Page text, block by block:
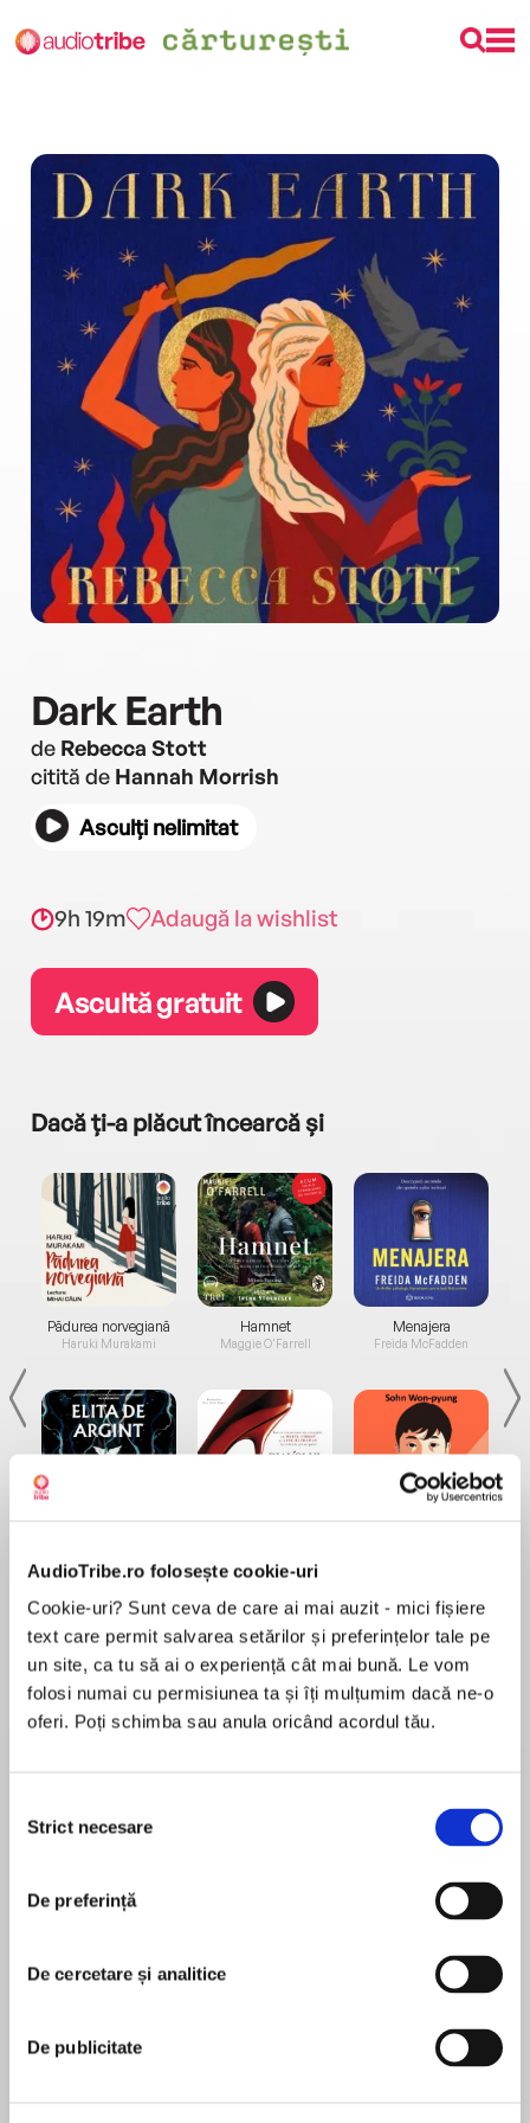
AudioTribe.ro folosește cookie-uri
Cookie-uri? Sunt ceva de care ai mai auzit - mici fișiere
text care permit salvarea setărilor și preferințelor tale pe
un site, ca tu să ai o experiență cât mai bună. Le vom
folosi numai cu permisiunea ta și îți mulțumim dacă ne-o
oferi. Poți schimba sau anula oricând acordul tău.
consimțământului
Strict necesare
De preferință
De cercetare și analitice
De publicitate
Dark Earth
de Rebecca Stott
citită de Hannah Morrish
Asculți nelimitat
9h 19m Adaugă la wishlist
Ascultă gratuit
Dacă ți-a plăcut încearcă și
Pădurea norvegiană
Haruki Murakami
de...
Dani Francis
Hamnet
Maggie O'Farrell
la...
Lauren Weisberger
Menajera
Freida McFadden
Desprecarte
‘Magical and evocative’ Imogen Hermes Gowar,
of Sistersong ‘An ancient tapestry of legend
brilliantly rewoven’ Francis Spufford, author of
author of In The Days of Rain.
În acest moment nu există recenzii
Rebecca Stott
Rebecca Stott is a novelist, broadcaster, historian
and Fellow of the Royal Society of Literature. She